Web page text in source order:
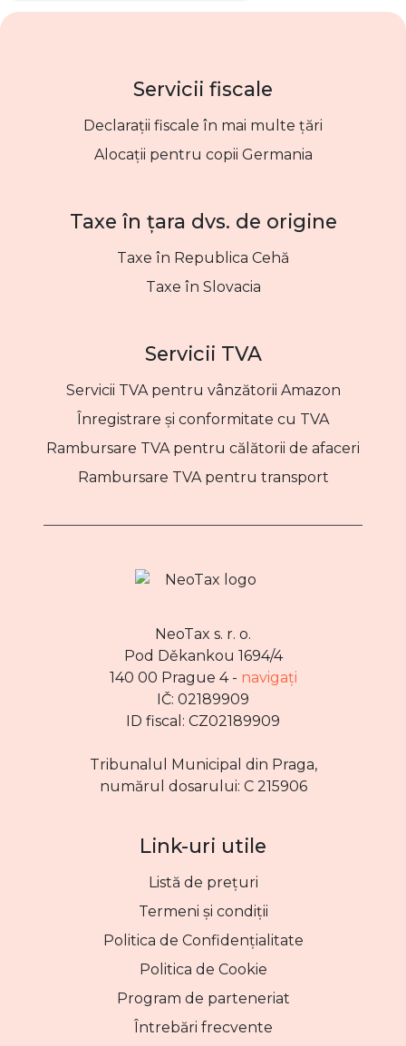
Servicii fiscale
Declarații fiscale în mai multe țări
Alocații pentru copii Germania
Taxe în țara dvs. de origine
Taxe în Republica Cehă
Taxe în Slovacia
Servicii TVA
Servicii TVA pentru vânzătorii Amazon
Înregistrare și conformitate cu TVA
Rambursare TVA pentru călătorii de afaceri
Rambursare TVA pentru transport
NeoTax s. r. o.
Pod Děkankou 1694/4
140 00 Prague 4 - navigați
IČ: 02189909
ID fiscal: CZ02189909
Tribunalul Municipal din Praga,
numărul dosarului: C 215906
Link-uri utile
Listă de prețuri
Termeni și condiții
Politica de Confidențialitate
Politica de Cookie
Program de parteneriat
Întrebări frecvente